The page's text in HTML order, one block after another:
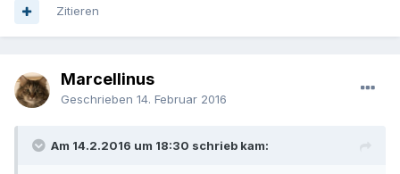
Zitieren
Marcellinus
Geschrieben 14. Februar 2016
Am 14.2.2016 um 18:30 schrieb kam: